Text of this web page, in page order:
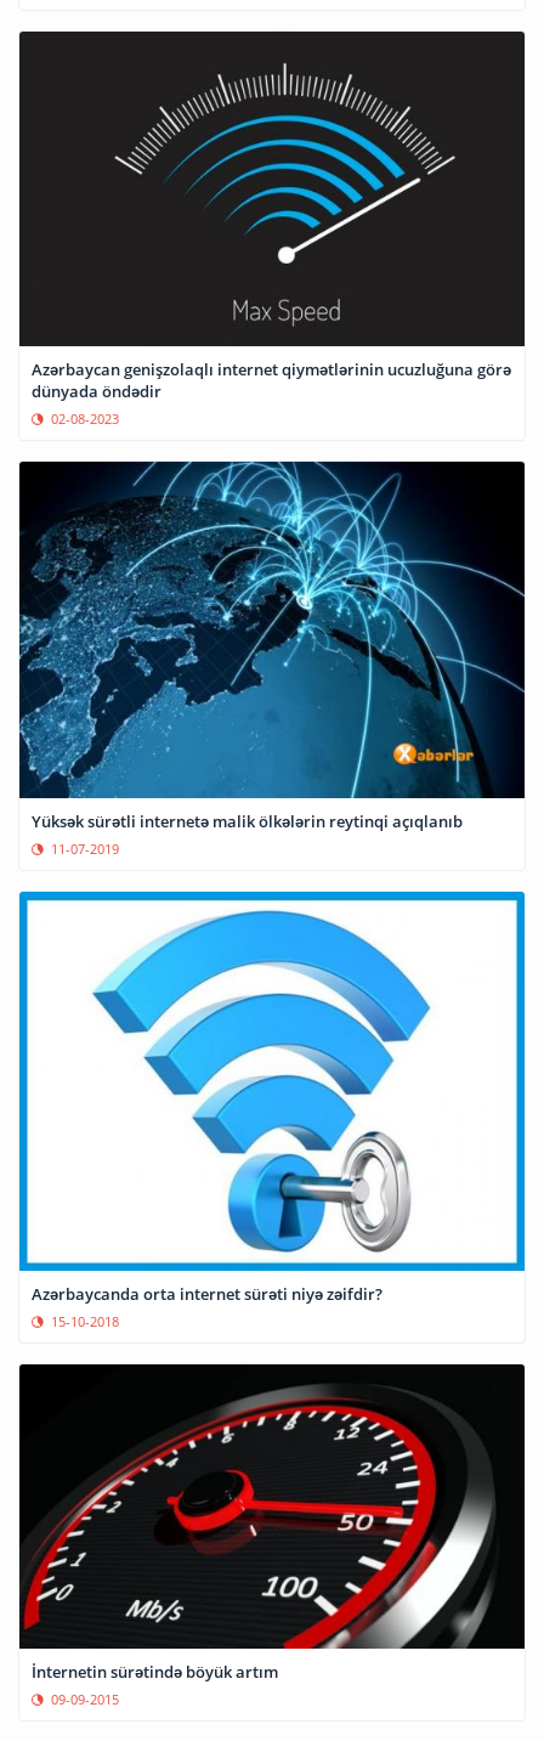
Azərbaycan genişzolaqlı internet qiymətlərinin ucuzluğuna görə
dünyada öndədir
02-08-2023
Yüksək sürətli internetə malik ölkələrin reytinqi açıqlanıb
11-07-2019
Azərbaycanda orta internet sürəti niyə zəifdir?
15-10-2018
İnternetin sürətində böyük artım
09-09-2015